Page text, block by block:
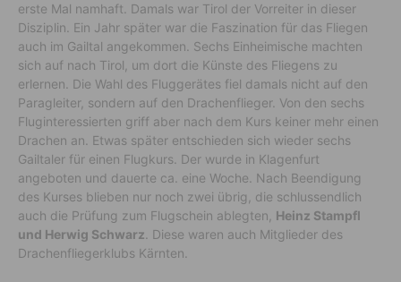
erste Mal namhaft. Damals war Tirol der Vorreiter in dieser
Disziplin. Ein Jahr später war die Faszination für das Fliegen
auch im Gailtal angekommen. Sechs Einheimische machten
sich auf nach Tirol, um dort die Künste des Fliegens zu
erlernen. Die Wahl des Fluggerätes fiel damals nicht auf den
Paragleiter, sondern auf den Drachenflieger. Von den sechs
Fluginteressierten griff aber nach dem Kurs keiner mehr einen
Drachen an. Etwas später entschieden sich wieder sechs
Gailtaler für einen Flugkurs. Der wurde in Klagenfurt
angeboten und dauerte ca. eine Woche. Nach Beendigung
des Kurses blieben nur noch zwei übrig, die schlussendlich
auch die Prüfung zum Flugschein ablegten, Heinz Stampfl
und Herwig Schwarz . Diese waren auch Mitglieder des
Drachenfliegerklubs Kärnten.